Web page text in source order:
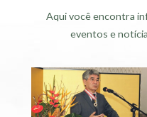
Aqui você encontra
eventos e